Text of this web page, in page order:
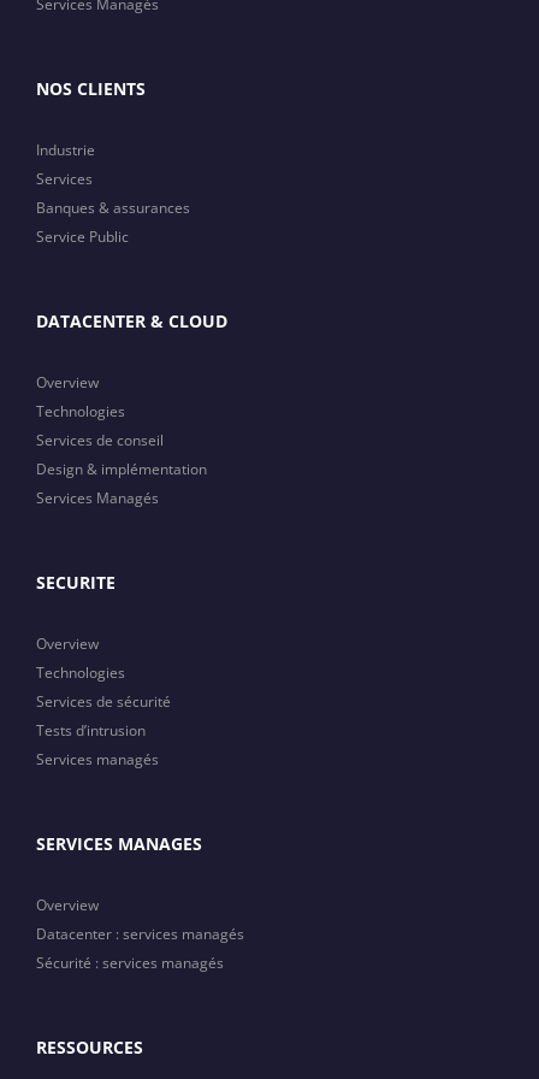
Services Managés
NOS CLIENTS
Industrie
Services
Banques & assurances
Service Public
DATACENTER & CLOUD
Overview
Technologies
Services de conseil
Design & implémentation
Services Managés
SECURITE
Overview
Technologies
Services de sécurité
Tests d’intrusion
Services managés
SERVICES MANAGES
Overview
Datacenter : services managés
Sécurité : services managés
RESSOURCES